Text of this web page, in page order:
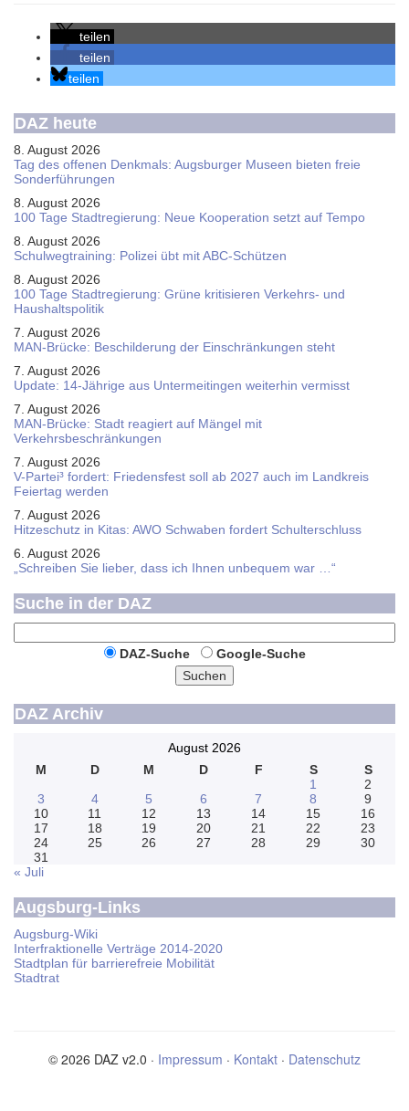
teilen
teilen
teilen
DAZ heute
8. August 2026
Tag des offenen Denkmals: Augsburger Museen bieten freie
Sonderführungen
8. August 2026
100 Tage Stadtregierung: Neue Kooperation setzt auf Tempo
8. August 2026
Schul­weg­trai­ning: Poli­zei übt mit ABC-Schüt­zen
8. August 2026
100 Tage Stadtregierung: Grüne kritisieren Verkehrs- und
Haushaltspolitik
7. August 2026
MAN-Brücke: Beschilderung der Einschränkungen steht
7. August 2026
Update: 14-Jährige aus Untermeitingen weiterhin vermisst
7. August 2026
MAN-Brücke: Stadt reagiert auf Mängel mit
Verkehrsbeschränkungen
7. August 2026
V-Partei­³ fordert: Friedens­fest soll ab 2027 auch im Land­kreis
Feier­tag werden
7. August 2026
Hitzeschutz in Kitas: AWO Schwaben fordert Schulterschluss
6. August 2026
„Schreiben Sie lieber, dass ich Ihnen unbequem war …“
Suche in der DAZ
DAZ-Suche
Google-Suche
Suchen
DAZ Archiv
August 2026
M
D M D F S
S
1
2
3
4 5 6 7 8
9
10
11 12 13 14 15
16
17
18 19 20 21 22
23
24
25 26 27 28 29
30
31
« Juli
Augsburg-Links
Augsburg-Wiki
Interfraktionelle Verträge 2014-2020
Stadtplan für barrierefreie Mobilität
Stadtrat
© 2026 DAZ v2.0 · Impressum · Kontakt · Datenschutz